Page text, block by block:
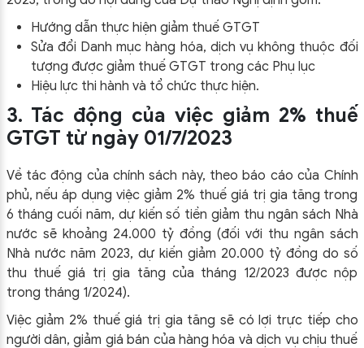
Hướng dẫn thực hiện giảm thuế GTGT
Sửa đổi Danh mục hàng hóa, dịch vụ không thuộc đối
tượng được giảm thuế GTGT trong các Phụ lục
Hiệu lực thi hành và tổ chức thực hiện.
3. Tác động của việc giảm 2% thuế
GTGT từ ngày 01/7/2023
Về tác động của chính sách này, theo báo cáo của Chính
phủ, nếu áp dụng việc giảm 2% thuế giá trị gia tăng trong
6 tháng cuối năm, dự kiến số tiền giảm thu ngân sách Nhà
nước sẽ khoảng 24.000 tỷ đồng (đối với thu ngân sách
Nhà nước năm 2023, dự kiến giảm 20.000 tỷ đồng do số
thu thuế giá trị gia tăng của tháng 12/2023 được nộp
trong tháng 1/2024).
Việc giảm 2% thuế giá trị gia tăng sẽ có lợi trực tiếp cho
người dân, giảm giá bán của hàng hóa và dịch vụ chịu thuế